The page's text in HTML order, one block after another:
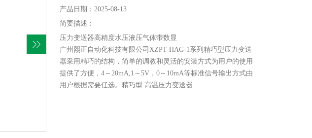
产品日期：2025-08-13
简要描述：
压力变送器高精度水压液压气体带数显
广州熙正自动化科技有限公司XZPT-HAG-1系列精巧型压力变送
器采用精巧的结构，简单的调教和灵活的安装方式为用户的使用
提供了方便，4～20mA,1～5V，0～10mA等标准信号输出方式由
用户根据需要任选。精巧型 高温压力变送器